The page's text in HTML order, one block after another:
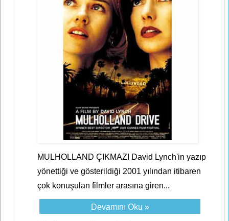
MULHOLLAND ÇIKMAZI David Lynch'in yazıp
yönettiği ve gösterildiği 2001 yılından itibaren
çok konuşulan filmler arasına giren...
Devamını Oku »